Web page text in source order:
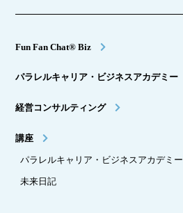
Fun Fan Chat® Biz
パラレルキャリア・ビジネスアカデミー
経営コンサルティング
講座
パラレルキャリア・ビジネスアカデミー
未来日記